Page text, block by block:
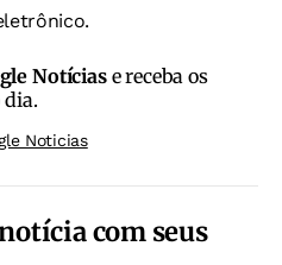
Notíciase receba os
dia.
Noticias
com seus